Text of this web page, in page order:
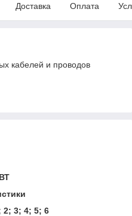
Доставка Оплата
кабелей и проводов
2; 3; 4; 5; 6